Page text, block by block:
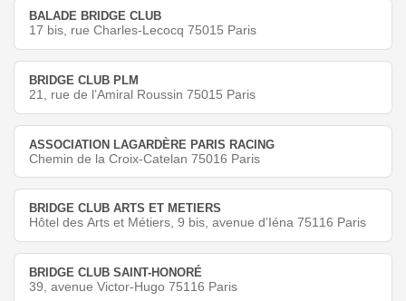
BALADE BRIDGE CLUB
17 bis, rue Charles-Lecocq 75015 Paris
BRIDGE CLUB PLM
21, rue de l’Amiral Roussin 75015 Paris
ASSOCIATION LAGARDÈRE PARIS RACING
Chemin de la Croix-Catelan 75016 Paris
BRIDGE CLUB ARTS ET METIERS
Hôtel des Arts et Métiers, 9 bis, avenue d’Iéna 75116 Paris
BRIDGE CLUB SAINT-HONORÉ
39, avenue Victor-Hugo 75116 Paris